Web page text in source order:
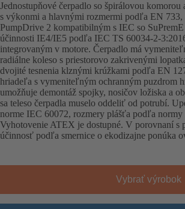
Jednostupňové čerpadlo so špirálovou
s výkonmi a hlavnými rozmermi podľa EN 733,
PumpDrive 2 kompatibilným s IEC so
účinnosti IE4/IE5 podľa IEC TS 60034-2-
integrovaným v motore. Čerpadlo má
radiálne koleso s priestorovo zakrivenými
dvojité tesnenia klznými krúžkami podľa EN
hriadeľa s vymeniteľným ochranným puzdrom
umožňuje demontáž spojky, nosičov ložiska a
sa teleso čerpadla muselo oddeliť od potrubí.
norme IEC 60072, rozmery plášťa podľa
Vyhotovenie ATEX je dostupné. V porovnaní s
účinnosť podľa smernice o ekodizajne ponúka
Vybrať výrobok